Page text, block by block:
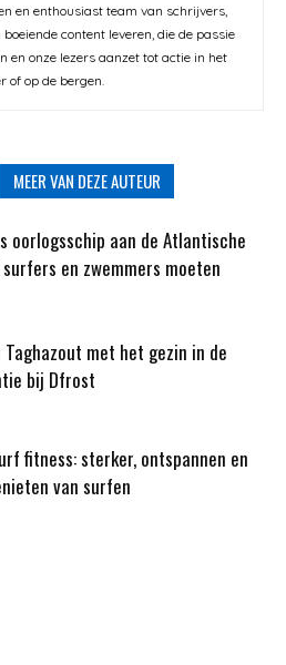
en enthousiast team van schrijvers,
content leveren, die de passie
en onze lezers aanzet tot actie in het
of op de bergen.
MEER VAN DEZE AUTEUR
oorlogsschip aan de Atlantische
en zwemmers moeten
met het gezin in de
bij Dfrost
fitness: sterker, ontspannen en
van surfen